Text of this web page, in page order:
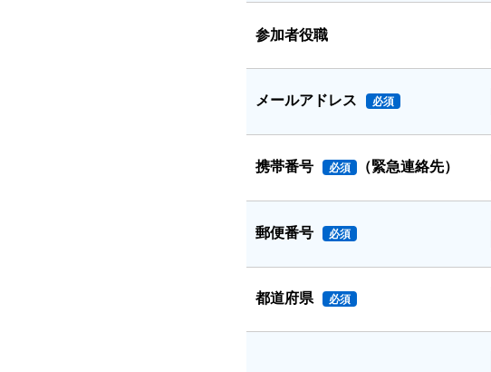
参加者役職
メールアドレス 必須
携帯番号 必須 （緊急連絡先）
郵便番号 必須
都道府県 必須